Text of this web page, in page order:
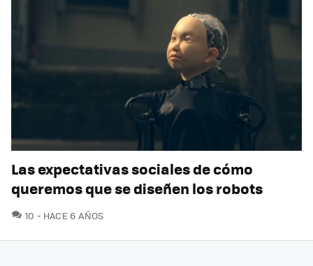
Las expectativas sociales de cómo
queremos que se diseñen los robots
10 COMENTARIOS
HACE 6 AÑOS